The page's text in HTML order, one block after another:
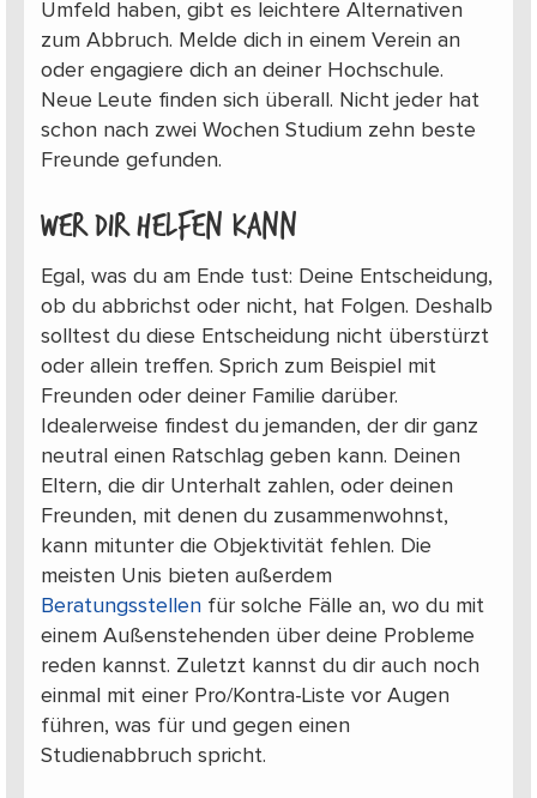
Umfeld haben, gibt es leichtere Alternativen
zum Abbruch. Melde dich in einem Verein an
oder engagiere dich an deiner Hochschule.
Neue Leute finden sich überall. Nicht jeder hat
schon nach zwei Wochen Studium zehn beste
Freunde gefunden.
Wer dir helfen kann
Egal, was du am Ende tust: Deine Entscheidung,
ob du abbrichst oder nicht, hat Folgen. Deshalb
solltest du diese Entscheidung nicht überstürzt
oder allein treffen. Sprich zum Beispiel mit
Freunden oder deiner Familie darüber.
Idealerweise findest du jemanden, der dir ganz
neutral einen Ratschlag geben kann. Deinen
Eltern, die dir Unterhalt zahlen, oder deinen
Freunden, mit denen du zusammenwohnst,
kann mitunter die Objektivität fehlen. Die
meisten Unis bieten außerdem
Beratungsstellenfür solche Fälle an, wo du mit
einem Außenstehenden über deine Probleme
reden kannst. Zuletzt kannst du dir auch noch
einmal mit einer Pro/Kontra-Liste vor Augen
führen, was für und gegen einen
Studienabbruch spricht.